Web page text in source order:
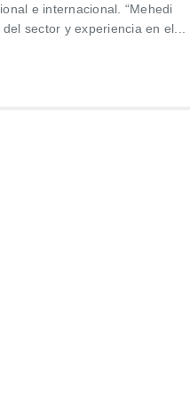
e internacional. “Mehedi
sector y experiencia en el...